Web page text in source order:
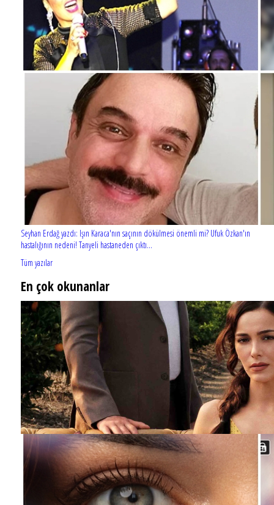
Seyhan Erdağ yazdı: Işın Karaca'nın saçının dökülmesi önemli mi? Ufuk Özkan'ın
hastalığının nedeni! Tanyeli hastaneden çıktı...
Tüm yazılar
En çok okunanlar